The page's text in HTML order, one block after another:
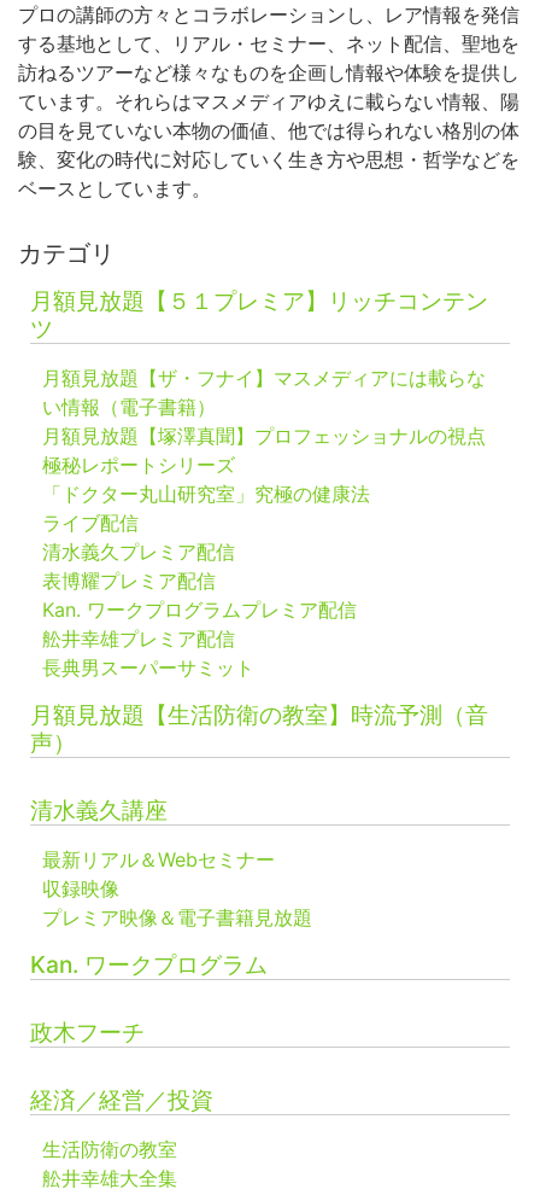
プロの講師の方々とコラボレーションし、レア情報を発信
する基地として、リアル・セミナー、ネット配信、聖地を
訪ねるツアーなど様々なものを企画し情報や体験を提供し
ています。それらはマスメディアゆえに載らない情報、陽
の目を見ていない本物の価値、他では得られない格別の体
験、変化の時代に対応していく生き方や思想・哲学などを
ベースとしています。
カテゴリ
月額見放題【５１プレミア】リッチコンテン
ツ
月額見放題【ザ・フナイ】マスメディアには載らな
い情報（電子書籍）
月額見放題【塚澤真聞】プロフェッショナルの視点
極秘レポートシリーズ
「ドクター丸山研究室」究極の健康法
ライブ配信
清水義久プレミア配信
表博耀プレミア配信
Kan. ワークプログラムプレミア配信
舩井幸雄プレミア配信
長典男スーパーサミット
月額見放題【生活防衛の教室】時流予測（音
声）
清水義久講座
最新リアル＆Webセミナー
収録映像
プレミア映像＆電子書籍見放題
Kan. ワークプログラム
政木フーチ
経済／経営／投資
生活防衛の教室
舩井幸雄大全集